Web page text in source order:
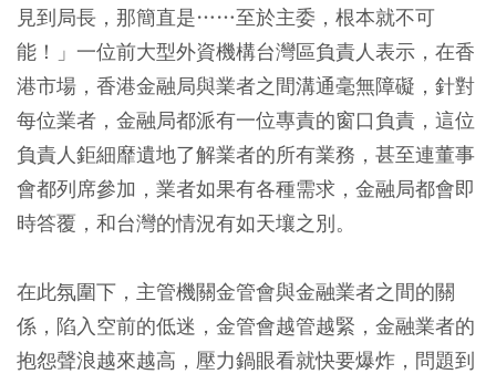
見到局長，那簡直是……至於主委，根本就不可
能！」一位前大型外資機構台灣區負責人表示，在香
港市場，香港金融局與業者之間溝通毫無障礙，針對
每位業者，金融局都派有一位專責的窗口負責，這位
負責人鉅細靡遺地了解業者的所有業務，甚至連董事
會都列席參加，業者如果有各種需求，金融局都會即
時答覆，和台灣的情況有如天壤之別。
在此氛圍下，主管機關金管會與金融業者之間的關
係，陷入空前的低迷，金管會越管越緊，金融業者的
抱怨聲浪越來越高，壓力鍋眼看就快要爆炸，問題到